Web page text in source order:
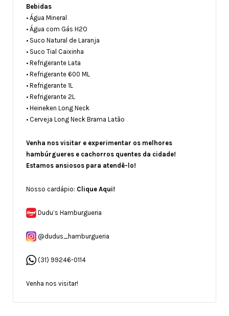
Bebidas
• Água Mineral
• Água com Gás H2O
• Suco Natural de Laranja
• Suco Tial Caixinha
• Refrigerante Lata
• Refrigerante 600 ML
• Refrigerante 1L
• Refrigerante 2L
• Heineken Long Neck
• Cerveja Long Neck Brama Latão
Venha nos visitar e experimentar os melhores
hambúrgueres e cachorros quentes da cidade!
Estamos ansiosos para atendê-lo!
Nosso cardápio: Clique Aqui!
Dudu’s Hamburgueria
@dudus_hamburgueria
(31) 99246-0114
Venha nos visitar!